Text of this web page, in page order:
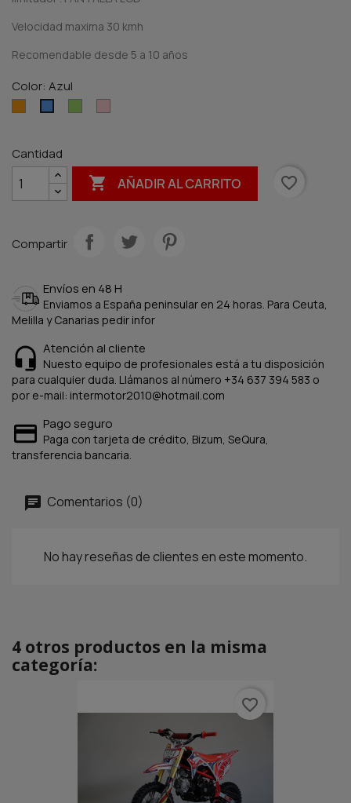
Velocidad maxima 30 kmh
Recomendable desde 5 a 10 años
Color: Azul
Cantidad
 AÑADIR AL CARRITO favorite_border
Compartir
Envíos en 48 H
Enviamos a España peninsular en 24 horas. Para Ceuta,
Melilla y Canarias pedir infor
Atención al cliente
Nuesto equipo de profesionales está a tu disposición
para cualquier duda. Llámanos al número +34 637 394 583 o
por e-mail: intermotor2010@hotmail.com
Pago seguro
Paga con tarjeta de crédito, Bizum, SeQura,
transferencia bancaria.
Comentarios (0)
No hay reseñas de clientes en este momento.
4 otros productos en la misma
categoría:
favorite_border